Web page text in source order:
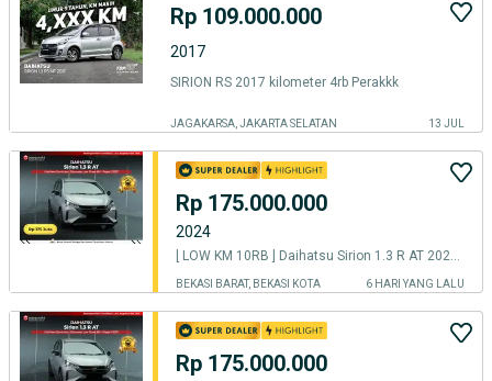
Rp 109.000.000
2017
SIRION RS 2017 kilometer 4rb Perakkk
JAGAKARSA, JAKARTA SELATAN 13 JUL
Rp 175.000.000
2024
[ LOW KM 10RB ] Daihatsu Sirion 1.3 R AT 2024/2025
BEKASI BARAT, BEKASI KOTA 6 HARI YANG LALU
Rp 175.000.000